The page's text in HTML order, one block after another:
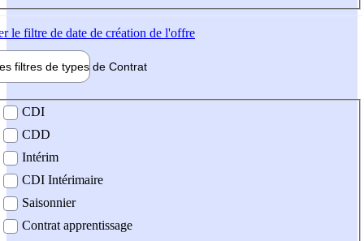
le filtre de date de création de l'offre
filtres de types de Contrat
contrat
CDI
CDD
Intérim
CDI Intérimaire
Saisonnier
Contrat apprentissage